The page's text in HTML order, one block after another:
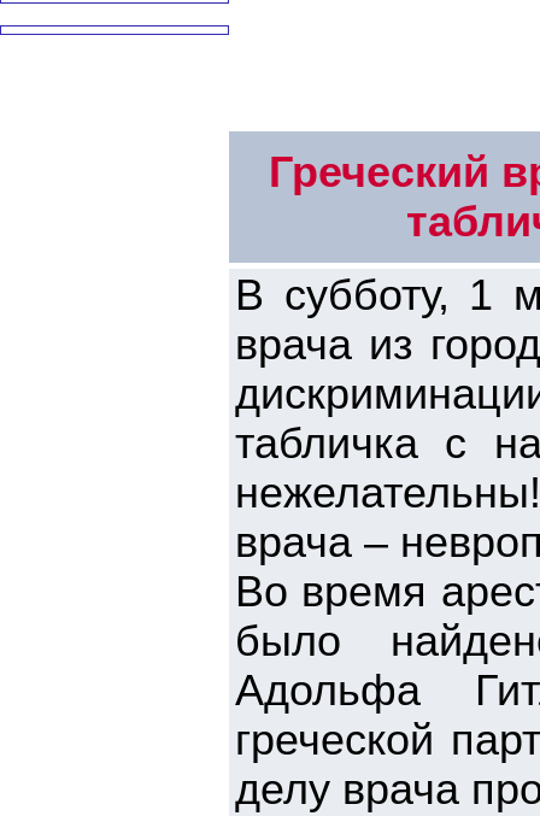
Греческий
В субботу, 1
врача из
табличка с
врача –
Во время
было
Адольфа
греческой
делу врача